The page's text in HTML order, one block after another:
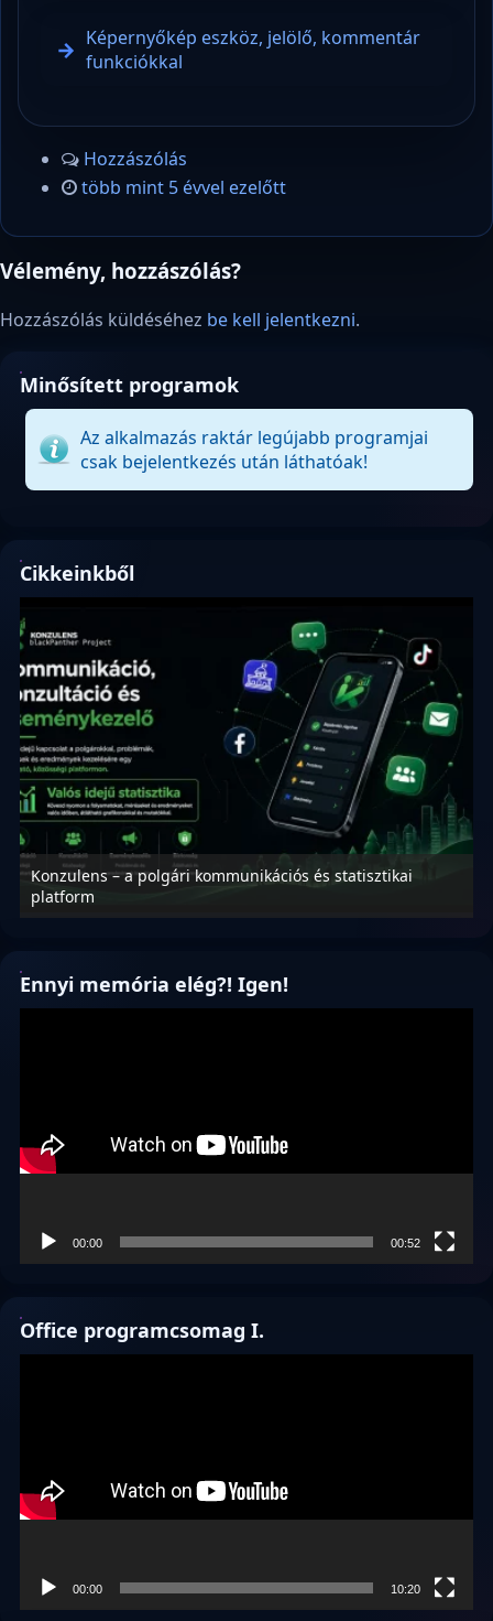
Képernyőkép eszköz, jelölő, kommentár
funkciókkal
Hozzászólás
több mint 5 évvel ezelőtt
Vélemény, hozzászólás?
Hozzászólás küldéséhez be kell jelentkezni.
Minősített programok
Az alkalmazás raktár legújabb programjai
csak bejelentkezés után láthatóak!
Cikkeinkből
Konzulens – a polgári kommunikációs és statisztikai
platform
Ennyi memória elég?! Igen!
00:00 00:52
Office programcsomag I.
00:00 10:20